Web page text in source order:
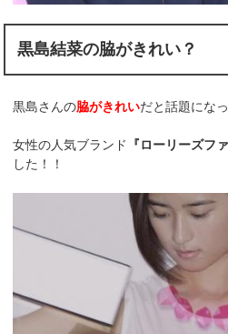
黒島結菜の脇がきれい？
黒島さんの脇がきれいだと話題にな
女性の人気ブランド 『ローリーズフ
した！！